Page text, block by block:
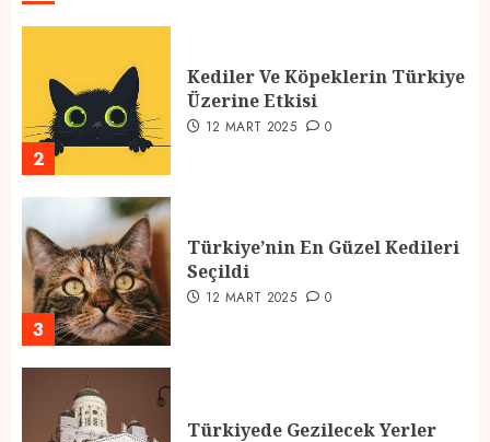
2
Kediler Ve Köpeklerin Türkiye
Üzerine Etkisi
12 MART 2025 0
3
Türkiye’nin En Güzel Kedileri
Seçildi
12 MART 2025 0
Türkiyede Gezilecek Yerler